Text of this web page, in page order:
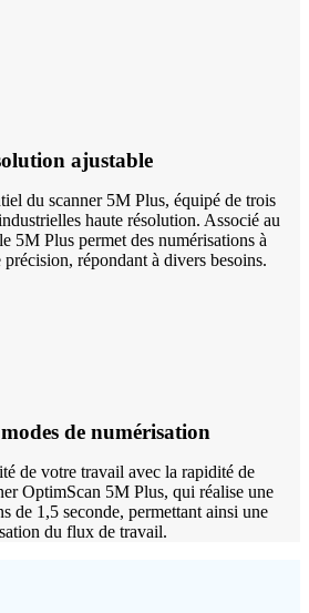
ajustable
du scanner 5M Plus, équipé de trois
haute résolution. Associé au
5M Plus permet des numérisations à
répondant à divers besoins.
de numérisation
de votre travail avec la rapidité de
OptimScan 5M Plus, qui réalise une
de 1,5 seconde, permettant ainsi une
du flux de travail.